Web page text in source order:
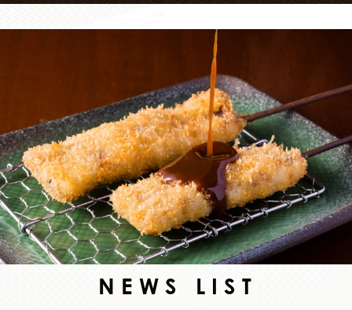
NEWS LIST